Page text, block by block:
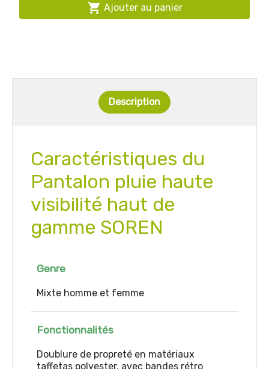
 Ajouter au panier
Description
Caractéristiques du
Pantalon pluie haute
visibilité haut de
gamme SOREN
Genre
Mixte homme et femme
Fonctionnalités
Doublure de propreté en matériaux
taffetas polyester, avec bandes rétro